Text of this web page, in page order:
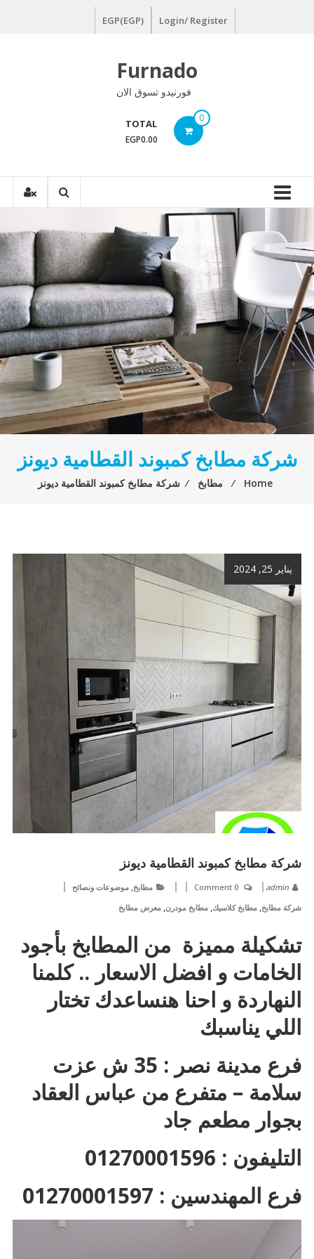
Login/ Register
EGP(EGP)
Furnado
فورنيدو تسوق الان
0
TOTAL
EGP0.00
شركة مطابخ كمبوند القطامية ديونز
Home
⁄ مطابخ ⁄ شركة مطابخ كمبوند القطامية ديونز
يناير 25, 2024
شركة مطابخ كمبوند القطامية ديونز
admin
0 Comment مطابخ موضوعات ونصائح
شركة مطابخ مطابخ كلاسيك مطابخ مودرن معرض مطابخ
تشكيلة مميزة من المطابخ بأجود
الخامات و افضل الاسعار .. كلمنا
النهاردة و احنا هنساعدك تختار
اللي يناسبك
فرع مدينة نصر : 35 ش عزت
سلامة – متفرع من عباس العقاد
بجوار مطعم جاد
التليفون : 01270001596
فرع المهندسين : 01270001597